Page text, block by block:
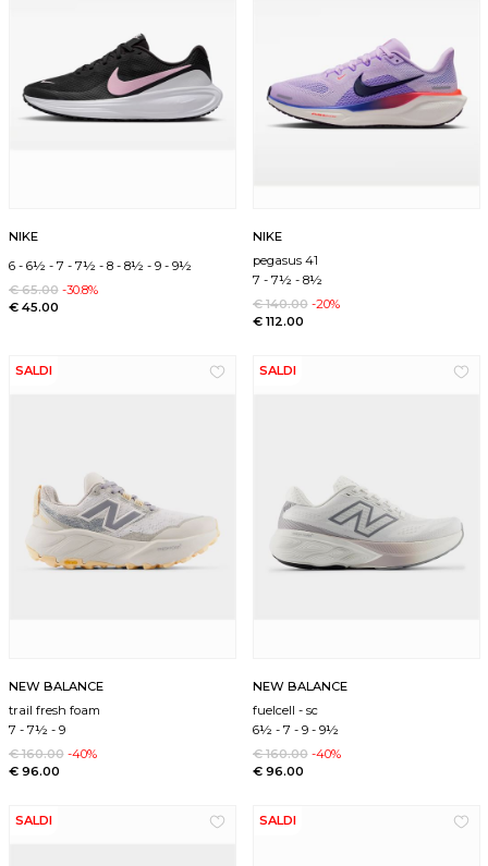
NIKE
6 -6½ -7 -7½ -8 -8½ -9 -9½
€ 65.00 -30.8%
€ 45.00
NIKE
pegasus 41
7 -7½ -8½
€ 140.00 -20%
€ 112.00
SALDI
NEW BALANCE
trail fresh foam
7 -7½ -9
€ 160.00 -40%
€ 96.00
SALDI
NEW BALANCE
fuelcell - sc
6½ -7 -9 -9½
€ 160.00 -40%
€ 96.00
SALDI SALDI